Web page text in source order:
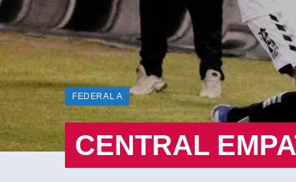
FEDERAL A
CENTRAL